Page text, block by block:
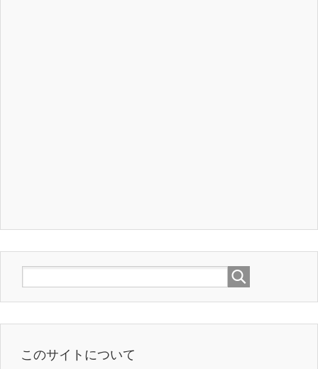
このサイトについて